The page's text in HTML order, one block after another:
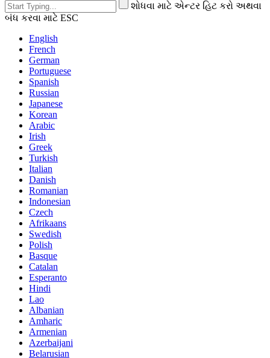
શોધવા માટે એન્ટર હિટ કરો અથવા
બંધ કરવા માટે ESC
English
French
German
Portuguese
Spanish
Russian
Japanese
Korean
Arabic
Irish
Greek
Turkish
Italian
Danish
Romanian
Indonesian
Czech
Afrikaans
Swedish
Polish
Basque
Catalan
Esperanto
Hindi
Lao
Albanian
Amharic
Armenian
Azerbaijani
Belarusian